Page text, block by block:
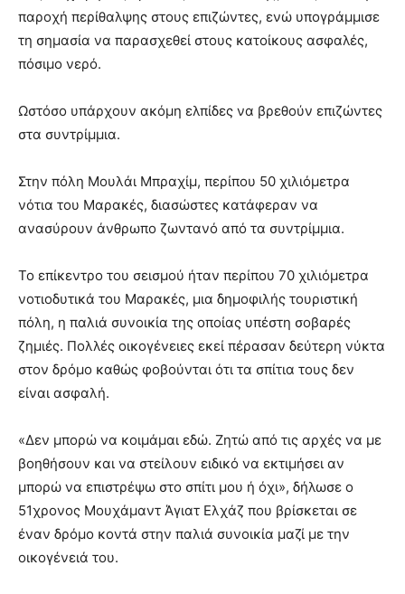
παροχή περίθαλψης στους επιζώντες, ενώ υπογράμμισε
τη σημασία να παρασχεθεί στους κατοίκους ασφαλές,
πόσιμο νερό.
Ωστόσο υπάρχουν ακόμη ελπίδες να βρεθούν επιζώντες
στα συντρίμμια.
Στην πόλη Μουλάι Μπραχίμ, περίπου 50 χιλιόμετρα
νότια του Μαρακές, διασώστες κατάφεραν να
ανασύρουν άνθρωπο ζωντανό από τα συντρίμμια.
Το επίκεντρο του σεισμού ήταν περίπου 70 χιλιόμετρα
νοτιοδυτικά του Μαρακές, μια δημοφιλής τουριστική
πόλη, η παλιά συνοικία της οποίας υπέστη σοβαρές
ζημιές. Πολλές οικογένειες εκεί πέρασαν δεύτερη νύκτα
στον δρόμο καθώς φοβούνται ότι τα σπίτια τους δεν
είναι ασφαλή.
«Δεν μπορώ να κοιμάμαι εδώ. Ζητώ από τις αρχές να με
βοηθήσουν και να στείλουν ειδικό να εκτιμήσει αν
μπορώ να επιστρέψω στο σπίτι μου ή όχι», δήλωσε ο
51χρονος Μουχάμαντ Άγιατ Ελχάζ που βρίσκεται σε
έναν δρόμο κοντά στην παλιά συνοικία μαζί με την
οικογένειά του.